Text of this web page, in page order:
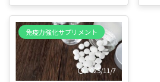
調整する重要な臓器です。腸
内のバランスが崩れると、肌
の赤みやニキビ、乾燥などの
トラブルが出やすくなりま
す。例えば、発酵食品や食物
繊維を取ると ...
助
はじめに 「免疫活性乳酸菌っ
て、本当に効果があるの？」
と感じたことはありません
か。 「よく見かけるけど、ど
の菌でも同じなのか分からな
い」「“免疫にいい”と書いて
免疫力強化サプリメント
2025/11/7